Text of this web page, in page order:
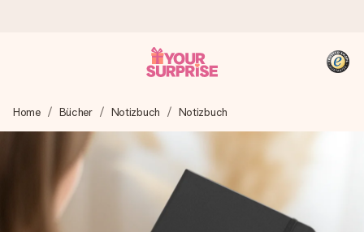
Wir bereiten dein Geschenk sorgfältig vor und schicken es
blitzschnell – damit du es genau zum richtigen Zeitpunkt
überreichen kannst, wenn es am meisten zählt.
4,8 (basierend auf +15.000 Bewertungen)
Home Bücher Notizbuch Notizbuch